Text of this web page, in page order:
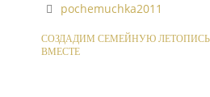
pochemuchka2011
СОЗДАДИМ СЕМЕЙНУЮ ЛЕТОПИСЬ
ВМЕСТЕ